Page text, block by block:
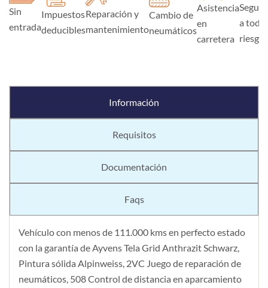
Sin
entrada
Impuestos
deducibles
Reparación y
mantenimiento
Cambio de
neumáticos
Asistencia
en
carretera
Seguro
a todo
riesgo
Información
Requisitos
Documentación
Faqs
Vehículo con menos de 111.000 kms en perfecto estado
con la garantía de Ayvens Tela Grid Anthrazit Schwarz,
Pintura sólida Alpinweiss, 2VC Juego de reparación de
neumáticos, 508 Control de distancia en aparcamiento